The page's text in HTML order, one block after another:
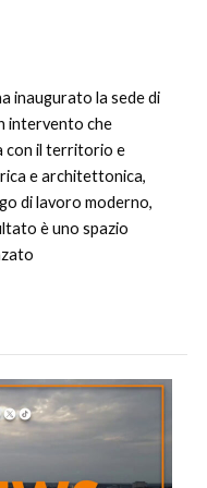
inaugurato la sede di
intervento che
con il territorio e
e architettonica,
di lavoro moderno,
è uno spazio